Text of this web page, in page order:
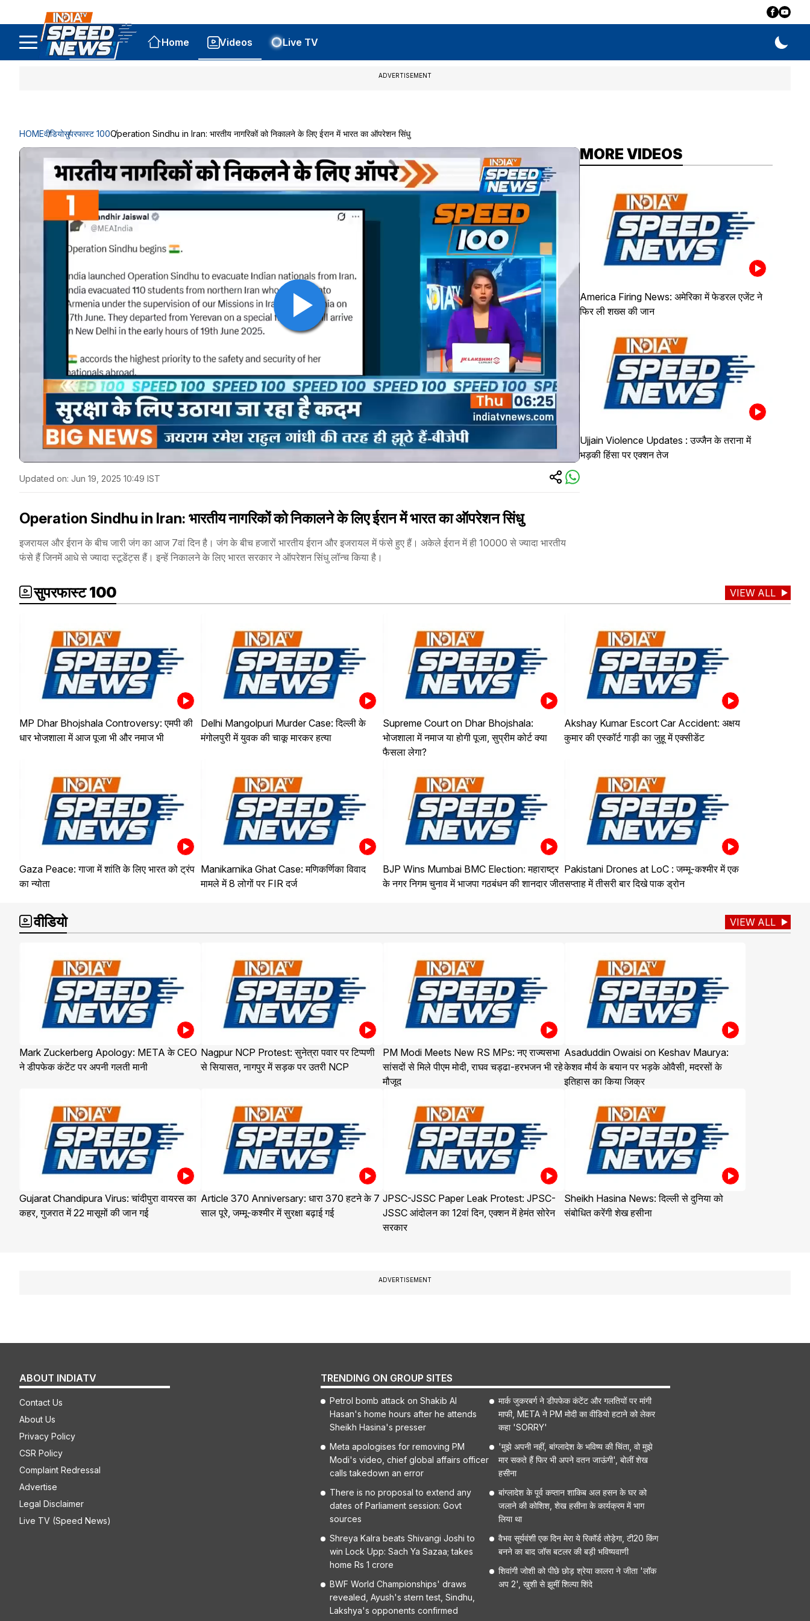
Home Videos Live TV
ADVERTISEMENT
HOMEवीडियोसुपरफास्ट 100Operation Sindhu in Iran: भारतीय नागरिकों को निकालने के लिए ईरान में भारत का ऑपरेशन सिंधु
Updated on: Jun 19, 2025 10:49 IST
Operation Sindhu in Iran: भारतीय नागरिकों को निकालने के लिए ईरान में भारत का ऑपरेशन सिंधु
इजरायल और ईरान के बीच जारी जंग का आज 7वां दिन है। जंग के बीच हजारों भारतीय ईरान और इजरायल में फंसे हुए हैं। अकेले ईरान में ही 10000 से ज्यादा भारतीय
फंसे हैं जिनमें आधे से ज्यादा स्टूडेंट्स हैं। इन्हें निकालने के लिए भारत सरकार ने ऑपरेशन सिंधु लॉन्च किया है।
MORE VIDEOS
America Firing News: अमेरिका में फेडरल एजेंट ने
फिर ली शख्स की जान
Ujjain Violence Updates : उज्जैन के तराना में
भड़की हिंसा पर एक्शन तेज
सुपरफास्ट 100 VIEW ALL
MP Dhar Bhojshala Controversy: एमपी की
धार भोजशाला में आज पूजा भी और नमाज भी
Delhi Mangolpuri Murder Case: दिल्ली के
मंगोलपुरी में युवक की चाकू मारकर हत्या
Supreme Court on Dhar Bhojshala:
भोजशाला में नमाज या होगी पूजा, सुप्रीम कोर्ट क्या
फैसला लेगा?
Akshay Kumar Escort Car Accident: अक्षय
कुमार की एस्कॉर्ट गाड़ी का जुहू में एक्सीडेंट
Gaza Peace: गाजा में शांति के लिए भारत को ट्रंप
का न्योता
Manikarnika Ghat Case: मणिकर्णिका विवाद
मामले में 8 लोगों पर FIR दर्ज
BJP Wins Mumbai BMC Election: महाराष्ट्र
के नगर निगम चुनाव में भाजपा गठबंधन की शानदार जीत
Pakistani Drones at LoC : जम्मू-कश्मीर में एक
सप्ताह में तीसरी बार दिखे पाक ड्रोन
वीडियो VIEW ALL
Mark Zuckerberg Apology: META के CEO
ने डीपफेक कंटेंट पर अपनी गलती मानी
Nagpur NCP Protest: सुनेत्रा पवार पर टिप्पणी
से सियासत, नागपुर में सड़क पर उतरी NCP
PM Modi Meets New RS MPs: नए राज्यसभा
सांसदों से मिले पीएम मोदी, राघव चड्ढा-हरभजन भी रहे
मौजूद
Asaduddin Owaisi on Keshav Maurya:
केशव मौर्य के बयान पर भड़के ओवैसी, मदरसों के
इतिहास का किया जिक्र
Gujarat Chandipura Virus: चांदीपुरा वायरस का
कहर, गुजरात में 22 मासूमों की जान गई
Article 370 Anniversary: धारा 370 हटने के 7
साल पूरे, जम्मू-कश्मीर में सुरक्षा बढ़ाई गई
JPSC-JSSC Paper Leak Protest: JPSC-
JSSC आंदोलन का 12वां दिन, एक्शन में हेमंत सोरेन
सरकार
Sheikh Hasina News: दिल्ली से दुनिया को
संबोधित करेंगी शेख हसीना
ADVERTISEMENT
ABOUT INDIATV
Contact Us
About Us
Privacy Policy
CSR Policy
Complaint Redressal
Advertise
Legal Disclaimer
Live TV (Speed News)
TRENDING ON GROUP SITES
Petrol bomb attack on Shakib Al
Hasan's home hours after he attends
Sheikh Hasina's presser
Meta apologises for removing PM
Modi's video, chief global affairs officer
calls takedown an error
There is no proposal to extend any
dates of Parliament session: Govt
sources
Shreya Kalra beats Shivangi Joshi to
win Lock Upp: Sach Ya Sazaa; takes
home Rs 1 crore
BWF World Championships' draws
revealed, Ayush's stern test, Sindhu,
Lakshya's opponents confirmed
मार्क जुकरबर्ग ने डीपफेक कंटेंट और गलतियों पर मांगी
माफी, META ने PM मोदी का वीडियो हटाने को लेकर
कहा 'SORRY'
'मुझे अपनी नहीं, बांग्लादेश के भविष्य की चिंता, वो मुझे
मार सकते हैं फिर भी अपने वतन जाऊंगी', बोलीं शेख
हसीना
बांग्लादेश के पूर्व कप्तान शाकिब अल हसन के घर को
जलाने की कोशिश, शेख हसीना के कार्यक्रम में भाग
लिया था
वैभव सूर्यवंशी एक दिन मेरा ये रिकॉर्ड तोड़ेगा, टी20 किंग
बनने का बाद जॉस बटलर की बड़ी भविष्यवाणी
शिवांगी जोशी को पीछे छोड़ श्रेया कालरा ने जीता 'लॉक
अप 2', खुशी से झूमीं शिल्पा शिंदे